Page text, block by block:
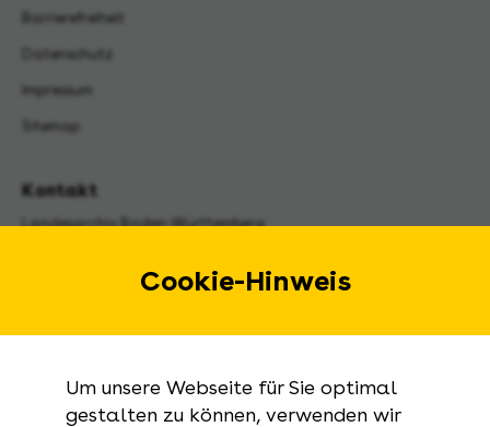
Cookie-Hinweis
Um unsere Webseite für Sie optimal
gestalten zu können, verwenden wir
Barrierefreiheit
Datenschutz
Impressum
Sitemap
Kontakt
Landesarchiv Baden-Württemberg
+49 711 212-4272
Anfragen zu Archivgut: